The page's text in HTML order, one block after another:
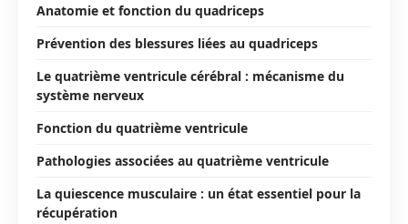
Anatomie et fonction du quadriceps
Prévention des blessures liées au quadriceps
Le quatrième ventricule cérébral : mécanisme du
système nerveux
Fonction du quatrième ventricule
Pathologies associées au quatrième ventricule
La quiescence musculaire : un état essentiel pour la
récupération